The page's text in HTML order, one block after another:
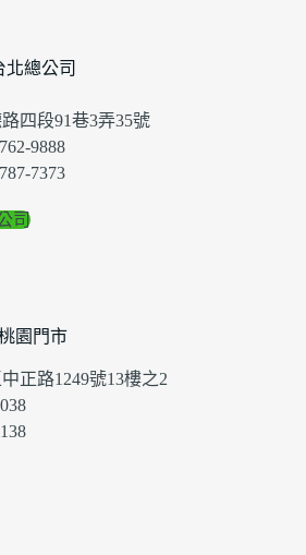
北總公司
四段91巷3弄35號
9888
7373
司
園門市
正路1249號13樓之2